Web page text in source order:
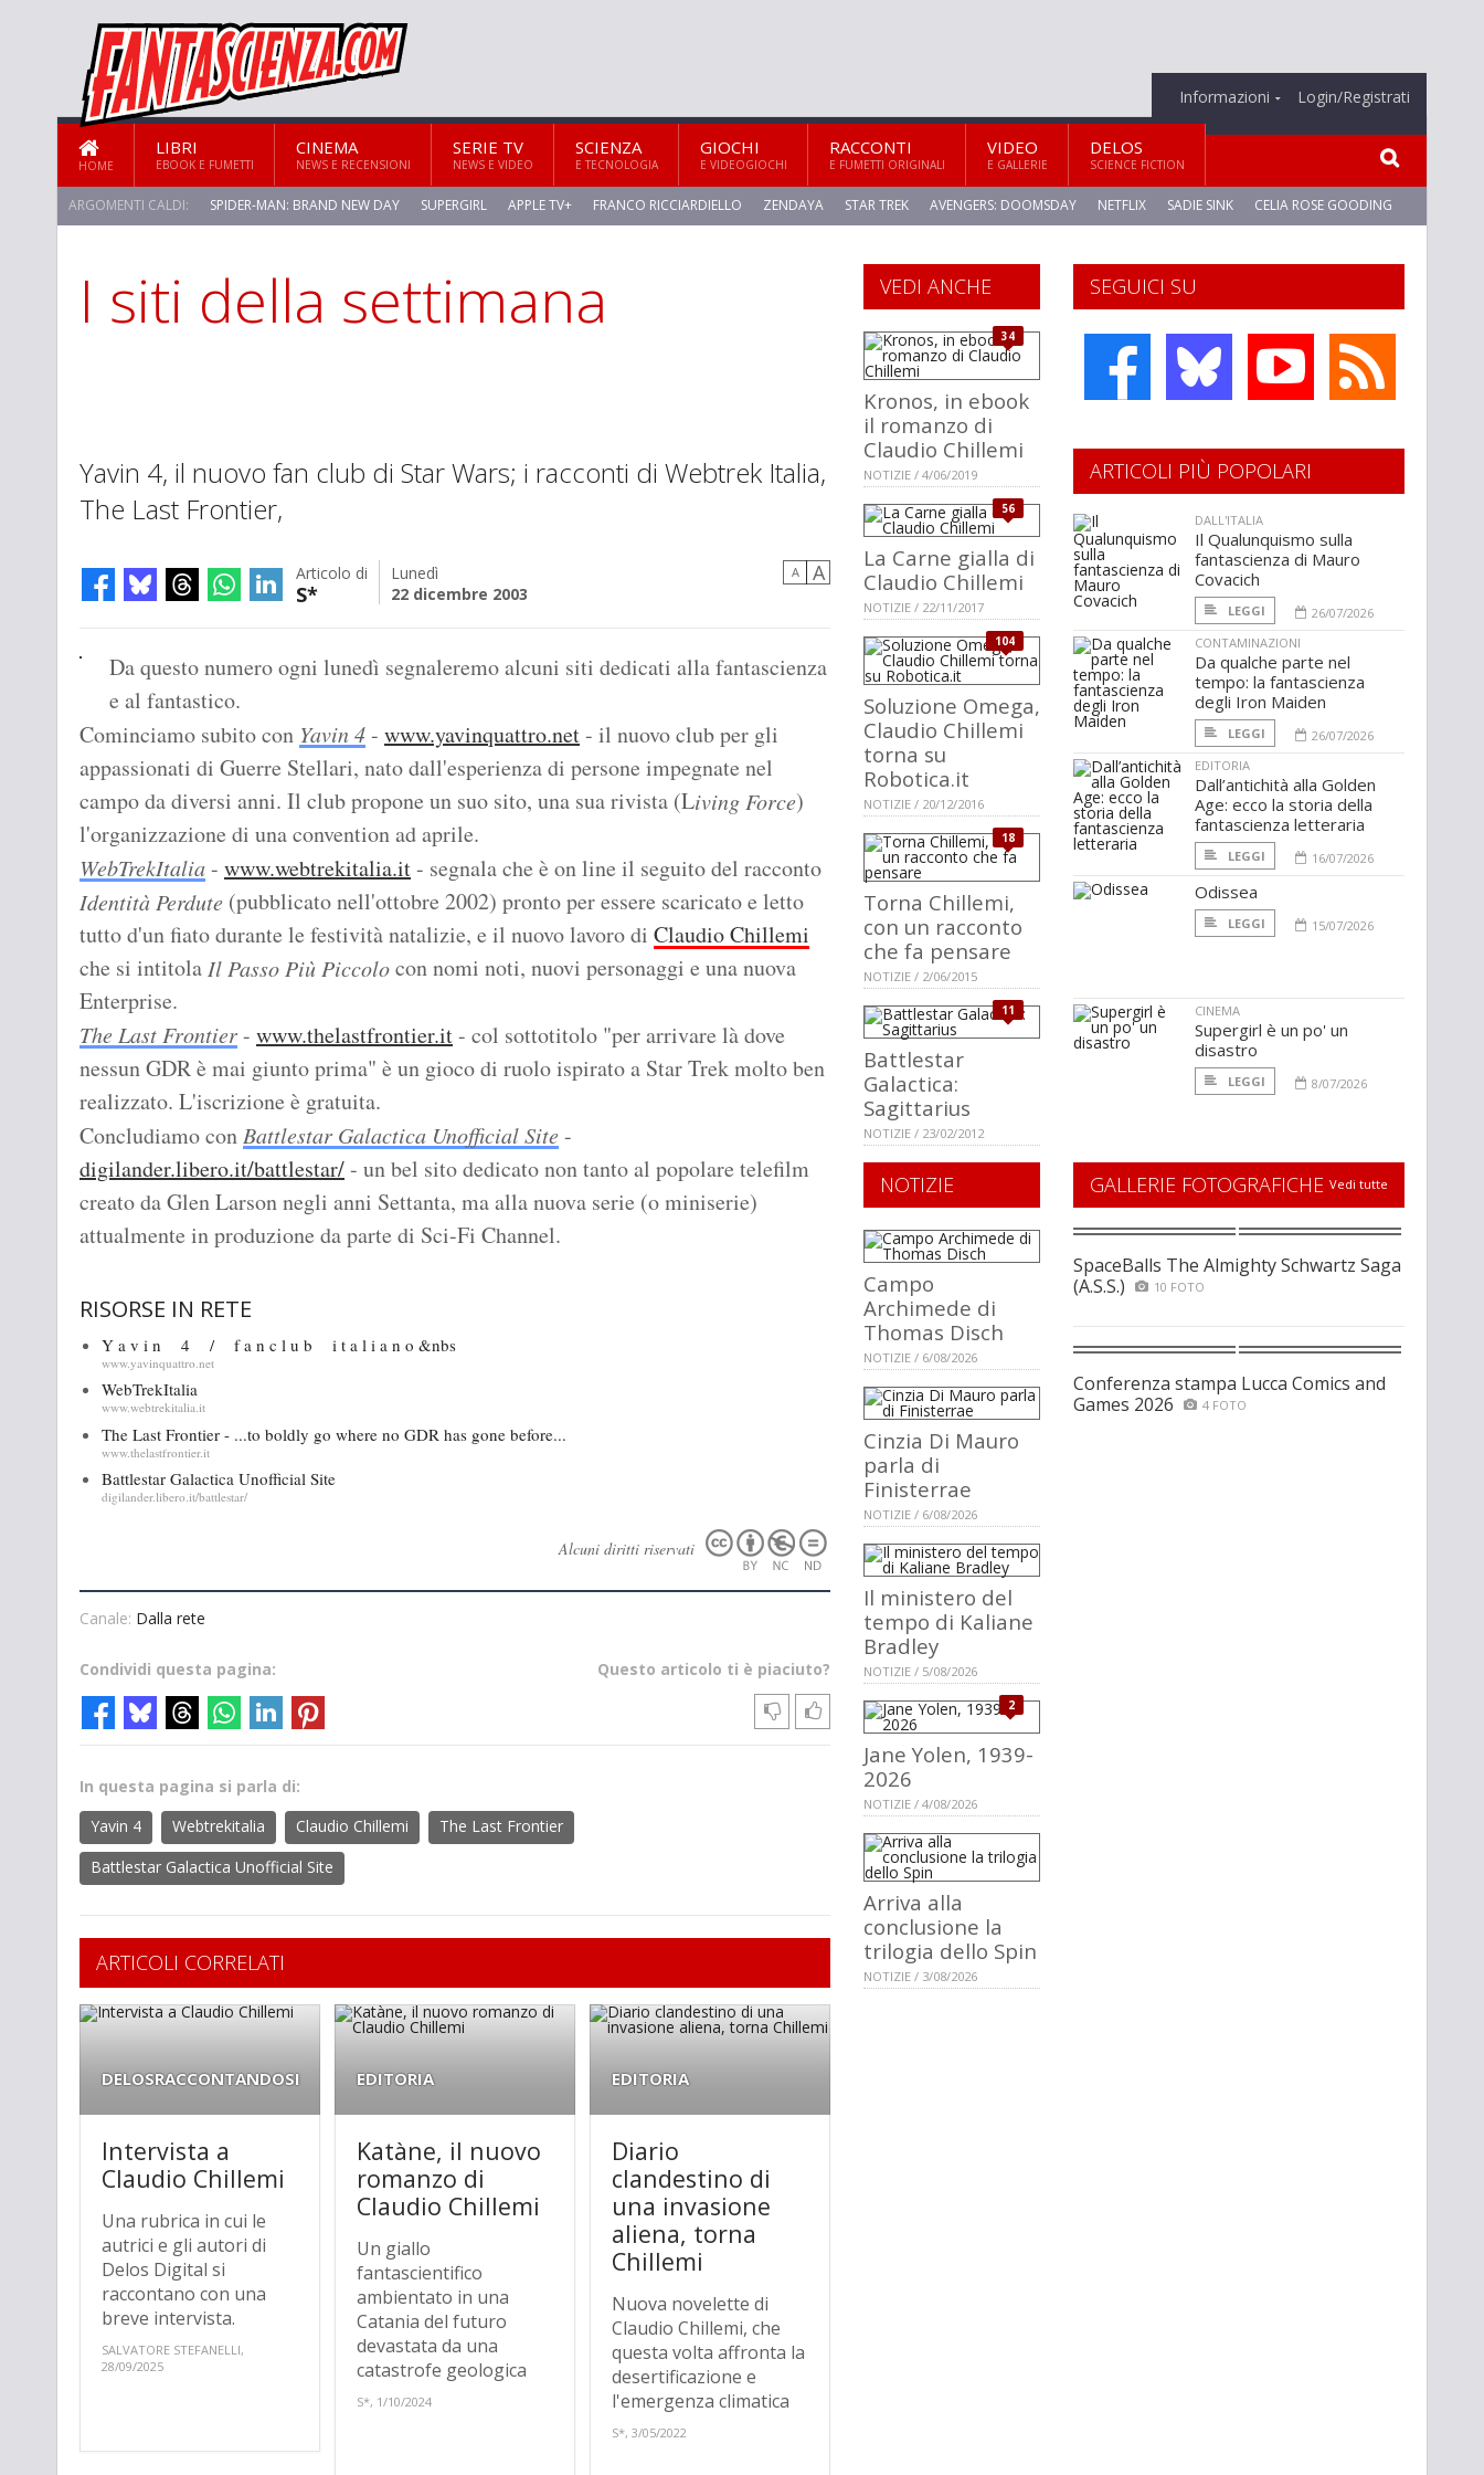
Informazioni Login/Registrati
HOME
LIBRI
EBOOK E FUMETTI
CINEMA
NEWS E RECENSIONI
SERIE TV
NEWS E VIDEO
SCIENZA
E TECNOLOGIA
GIOCHI
E VIDEOGIOCHI
RACCONTI
E FUMETTI ORIGINALI
VIDEO
E GALLERIE
DELOS
SCIENCE FICTION
ARGOMENTI CALDI: SPIDER-MAN: BRAND NEW DAY SUPERGIRL APPLE TV+ FRANCO RICCIARDIELLO ZENDAYA STAR TREK AVENGERS: DOOMSDAY NETFLIX SADIE SINK CELIA ROSE GOODING
I siti della settimana
Yavin 4, il nuovo fan club di Star Wars; i racconti di Webtrek Italia,
The Last Frontier,
Articolo di
S*
Lunedì
22 dicembre 2003
A A
Da questo numero ogni lunedì segnaleremo alcuni siti dedicati alla fantascienza
e al fantastico.
Cominciamo subito con Yavin 4- www.yavinquattro.net- il nuovo club per gli
appassionati di Guerre Stellari, nato dall'esperienza di persone impegnate nel
campo da diversi anni. Il club propone un suo sito, una sua rivista (Living Force)
l'organizzazione di una convention ad aprile.
WebTrekItalia- www.webtrekitalia.it- segnala che è on line il seguito del racconto
Identità Perdute (pubblicato nell'ottobre 2002) pronto per essere scaricato e letto
tutto d'un fiato durante le festività natalizie, e il nuovo lavoro di Claudio Chillemi
che si intitolaIl Passo Più Piccolocon nomi noti, nuovi personaggi e una nuova
Enterprise.
The Last Frontier- www.thelastfrontier.it- col sottotitolo "per arrivare là dove
nessun GDR è mai giunto prima" è un gioco di ruolo ispirato a Star Trek molto ben
realizzato. L'iscrizione è gratuita.
Concludiamo conBattlestar Galactica Unofficial Site -
digilander.libero.it/battlestar/- un bel sito dedicato non tanto al popolare telefilm
creato da Glen Larson negli anni Settanta, ma alla nuova serie (o miniserie)
attualmente in produzione da parte di Sci-Fi Channel.
RISORSE IN RETE
Y a v i n 4 / f a n c l u b i t a l i a n o &nbs
www.yavinquattro.net
WebTrekItalia
www.webtrekitalia.it
The Last Frontier - ...to boldly go where no GDR has gone before...
www.thelastfrontier.it
Battlestar Galactica Unofficial Site
digilander.libero.it/battlestar/
Alcuni diritti riservati
Canale: Dalla rete
Questo articolo ti è piaciuto?
Condividi questa pagina:
In questa pagina si parla di:
Yavin 4
Webtrekitalia Claudio Chillemi
The Last Frontier
Battlestar Galactica Unofficial Site
ARTICOLI CORRELATI
DELOSRACCONTANDOSI
Intervista a
Claudio Chillemi
Una rubrica in cui le
autrici e gli autori di
Delos Digital si
raccontano con una
breve intervista.
SALVATORE STEFANELLI,
28/09/2025
EDITORIA
Katàne, il nuovo
romanzo di
Claudio Chillemi
Un giallo
fantascientifico
ambientato in una
Catania del futuro
devastata da una
catastrofe geologica
S*, 1/10/2024
EDITORIA
Diario
clandestino di
una invasione
aliena, torna
Chillemi
Nuova novelette di
Claudio Chillemi, che
questa volta affronta la
desertificazione e
l'emergenza climatica
S*, 3/05/2022
SEGUICI SU
VEDI ANCHE
34
Kronos, in ebook
il romanzo di
Claudio Chillemi
NOTIZIE / 4/06/2019
56
La Carne gialla di
Claudio Chillemi
NOTIZIE / 22/11/2017
104
Soluzione Omega,
Claudio Chillemi
torna su
Robotica.it
NOTIZIE / 20/12/2016
18
Torna Chillemi,
con un racconto
che fa pensare
NOTIZIE / 2/06/2015
11
Battlestar
Galactica:
Sagittarius
NOTIZIE / 23/02/2012
NOTIZIE
Campo
Archimede di
Thomas Disch
NOTIZIE / 6/08/2026
Cinzia Di Mauro
parla di
Finisterrae
NOTIZIE / 6/08/2026
Il ministero del
tempo di Kaliane
Bradley
NOTIZIE / 5/08/2026
2
Jane Yolen, 1939-
2026
NOTIZIE / 4/08/2026
Arriva alla
conclusione la
trilogia dello Spin
NOTIZIE / 3/08/2026
ARTICOLI PIÙ POPOLARI
DALL'ITALIA
Il Qualunquismo sulla
fantascienza di Mauro
Covacich
LEGGI
26/07/2026
CONTAMINAZIONI
Da qualche parte nel
tempo: la fantascienza
degli Iron Maiden
LEGGI
26/07/2026
EDITORIA
Dall’antichità alla Golden
Age: ecco la storia della
fantascienza letteraria
LEGGI 16/07/2026
Odissea
LEGGI 15/07/2026
CINEMA
Supergirl è un po' un
disastro
LEGGI 8/07/2026
GALLERIE FOTOGRAFICHE Vedi tutte
SpaceBalls The Almighty Schwartz Saga
(A.S.S.)
10 FOTO
Conferenza stampa Lucca Comics and
Games 2026
4 FOTO